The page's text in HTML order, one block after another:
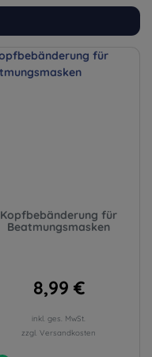
Kopfbebänderung für
Beatmungsmasken
8,99 €
inkl. ges. MwSt.
zzgl. Versandkosten